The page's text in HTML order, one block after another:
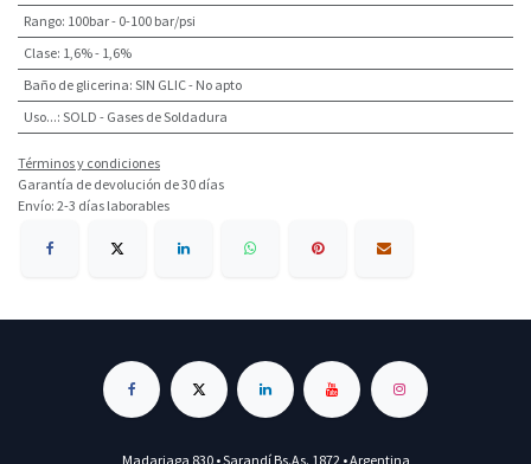
Rango: 100bar - 0-100 bar/psi
Clase: 1,6% - 1,6%
Baño de glicerina: SIN GLIC - No apto
Uso...: SOLD - Gases de Soldadura
Términos y condiciones
Garantía de devolución de 30 días
Envío: 2-3 días laborables
Madariaga 830 • Sarandí Bs.As. 1872 • Argentina